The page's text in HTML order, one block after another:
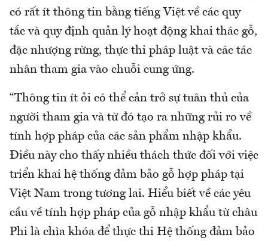
có rất ít thông tin bằng tiếng Việt về các quy
tắc và quy định quản lý hoạt động khai thác gỗ,
đặc nhượng rừng, thực thi pháp luật và các tác
nhân tham gia vào chuỗi cung ứng.
“Thông tin ít ỏi có thể cản trở sự tuân thủ của
người tham gia và từ đó tạo ra những rủi ro về
tính hợp pháp của các sản phẩm nhập khẩu.
Điều này cho thấy nhiều thách thức đối với việc
triển khai hệ thống đảm bảo gỗ hợp pháp tại
Việt Nam trong tương lai. Hiểu biết về các yêu
cầu về tính hợp pháp của gỗ nhập khẩu từ châu
Phi là chìa khóa để thực thi Hệ thống đảm bảo